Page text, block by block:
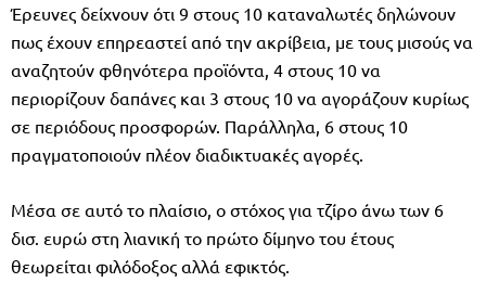
Έρευνες δείχνουν ότι 9 στους 10 καταναλωτές δηλώνουν
πως έχουν επηρεαστεί από την ακρίβεια, με τους μισούς να
αναζητούν φθηνότερα προϊόντα, 4 στους 10 να
περιορίζουν δαπάνες και 3 στους 10 να αγοράζουν κυρίως
σε περιόδους προσφορών. Παράλληλα, 6 στους 10
πραγματοποιούν πλέον διαδικτυακές αγορές.
Μέσα σε αυτό το πλαίσιο, ο στόχος για τζίρο άνω των 6
δισ. ευρώ στη λιανική το πρώτο δίμηνο του έτους
θεωρείται φιλόδοξος αλλά εφικτός.